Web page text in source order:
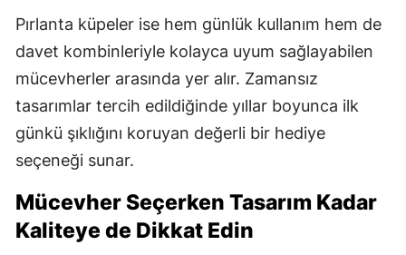
Batman
Şırnak
Ardahan
Iğdır
Pırlanta küpeler ise hem günlük kullanım hem de
davet kombinleriyle kolayca uyum sağlayabilen
mücevherler arasında yer alır. Zamansız
tasarımlar tercih edildiğinde yıllar boyunca ilk
günkü şıklığını koruyan değerli bir hediye
seçeneği sunar.
Mücevher Seçerken Tasarım Kadar
Kaliteye de Dikkat Edin